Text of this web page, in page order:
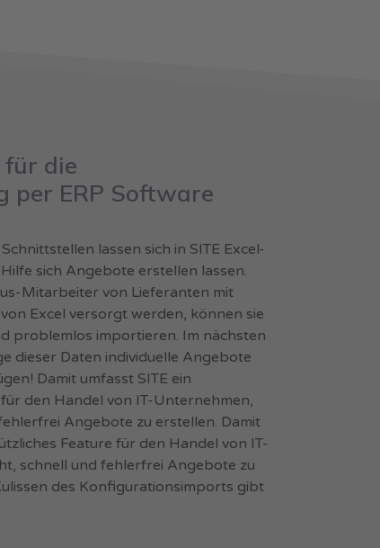
für die
per ERP Software
lassen sich in SITE Excel-
sich Angebote erstellen lassen.
Mitarbeiter von Lieferanten mit
Excel versorgt werden, können sie
problemlos importieren. Im nächsten
dieser Daten individuelle Angebote
Damit umfasst SITE ein
den Handel von IT-Unternehmen,
Angebote zu erstellen. Damit
Feature für den Handel von IT-
schnell und fehlerfrei Angebote zu
des Konfigurationsimports gibt